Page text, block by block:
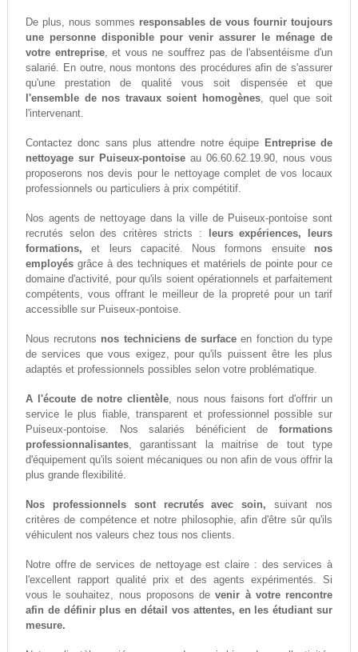
De plus, nous sommes responsables de vous fournir toujours
une personne disponible pour venir assurer le ménage de
votre entreprise, et vous ne souffrez pas de l'absentéisme d'un
salarié. En outre, nous montons des procédures afin de s'assurer
qu'une prestation de qualité vous soit dispensée et que
l'ensemble de nos travaux soient homogènes, quel que soit
l'intervenant.
Contactez donc sans plus attendre notre équipe Entreprise de
nettoyage sur Puiseux-pontoiseau 06.60.62.19.90, nous vous
proposerons nos devis pour le nettoyage complet de vos locaux
professionnels ou particuliers à prix compétitif.
Nos agents de nettoyage dans la ville de Puiseux-pontoise sont
recrutés selon des critères stricts :
leurs expériences, leurs
formations, et leurs capacité. Nous formons ensuite nos
employésgrâce à des techniques et matériels de pointe pour ce
domaine d'activité, pour qu'ils soient opérationnels et parfaitement
compétents, vous offrant le meilleur de la propreté pour un tarif
accessiblle sur Puiseux-pontoise.
Nous recrutons nos techniciens de surface en fonction du type
de services que vous exigez, pour qu'ils puissent être les plus
adaptés et professionnels possibles selon votre problématique.
A l'écoute de notre clientèle, nous nous faisons fort d'offrir un
service le plus fiable, transparent et professionnel possible sur
Puiseux-pontoise. Nos salariés bénéficient deformations
professionnalisantes, garantissant la maitrise de tout type
d'équipement qu'ils soient mécaniques ou non afin de vous offrir la
plus grande flexibilité.
Nos professionnels sont recrutés avec soin, suivant nos
critères de compétence et notre philosophie, afin d'être sûr qu'ils
véhiculent nos valeurs chez tous nos clients.
Notre offre de services de nettoyage est claire : des services à
l'excellent rapport qualité prix et des agents expérimentés. Si
vous le souhaitez, nous proposons devenir à votre rencontre
afin de définir plus en détail vos attentes, en les étudiant sur
mesure.